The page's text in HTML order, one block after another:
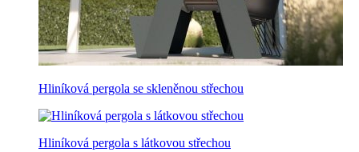
Hliníková pergola se skleněnou střechou
Hliníková pergola s látkovou střechou